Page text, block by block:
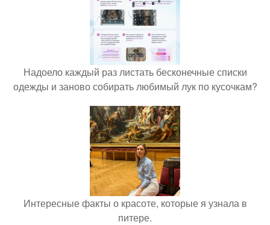
Надоело каждый раз листать бесконечные списки
одежды и заново собирать любимый лук по кусочкам?
Интересные факты о красоте, которые я узнала в
питере.